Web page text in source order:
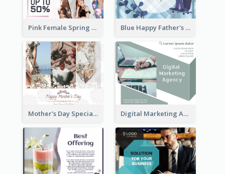
Pink Female Spring Fashion Facebook Post Design Blue Happy Father's Day Facebook Post
Mother's Day Special Sale Orange Facebook Post Digital Marketing Agency Green Facebook Post